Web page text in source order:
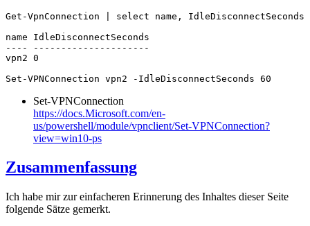
Get-VpnConnection | select name, IdleDisconnectSeconds
name IdleDisconnectSeconds
---- ---------------------
vpn2 0
Set-VPNConnection vpn2 -IdleDisconnectSeconds 60
Set-VPNConnection
https://docs.Microsoft.com/en-
us/powershell/module/vpnclient/Set-VPNConnection?
view=win10-ps
Zusammenfassung
Ich habe mir zur einfacheren Erinnerung des Inhaltes dieser Seite
folgende Sätze gemerkt.